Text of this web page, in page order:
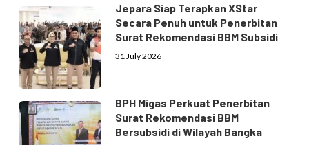
Jepara Siap Terapkan XStar
Secara Penuh untuk Penerbitan
Surat Rekomendasi BBM Subsidi
31 July 2026
BPH Migas Perkuat Penerbitan
Surat Rekomendasi BBM
Bersubsidi di Wilayah Bangka